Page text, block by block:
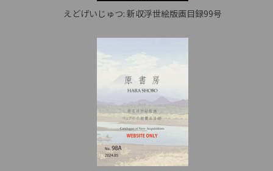
えどげいじゅつ: 新収浮世絵版画目録99号